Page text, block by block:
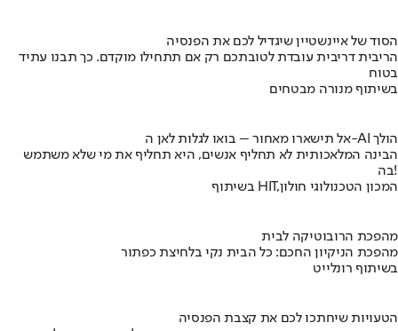
הסוד של איינשטיין שיגדיל לכם את הפנסיה
הריבית דריבית עובדת לטובתכם רק אם תתחילו מוקדם. כך תבנו עתיד
בטוח
בשיתוף מנורה מבטחים
אל תישארו מאחור – בואו לגלות לאן ה-AI הולך
הבינה המלאכותית לא תחליף אנשים, היא תחליף את מי שלא משתמש
בה!
בשיתוף HIT,המכון הטכנולוגי חולון
מהפכת הרובוטיקה לבית
מהפכת הניקיון החכם: כל הבית נקי בלחיצת כפתור
בשיתוף רונלייט
הטעויות שיחתכו לכם את קצבת הפנסיה